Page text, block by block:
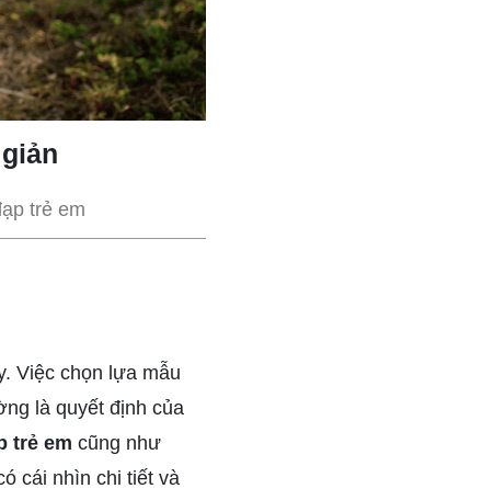
trẻ em
Việc chọn lựa mẫu
là quyết định của
trẻ em cũng như
cái nhìn chi tiết và